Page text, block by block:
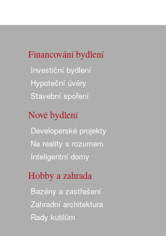
Financování bydlení
Investiční bydlení
Hypoteční úvěry
Stavební spoření
Nové bydlení
Developerské projekty
Na reality s rozumem
Inteligentní domy
Hobby a zahrada
Bazény a zastřešení
Zahradní architektura
Rady kutilům